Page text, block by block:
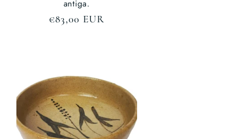
antiga.
Preço
€83,00 EUR